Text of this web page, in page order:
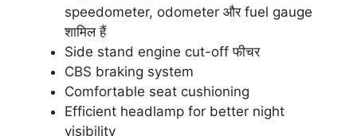
speedometer, odometer और fuel gauge
शामिल हैं
Side stand engine cut-off फीचर
CBS braking system
Comfortable seat cushioning
Efficient headlamp for better night
visibility